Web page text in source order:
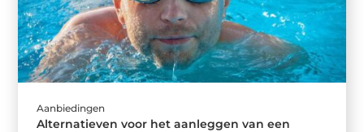
Aanbiedingen
Alternatieven voor het aanleggen van een